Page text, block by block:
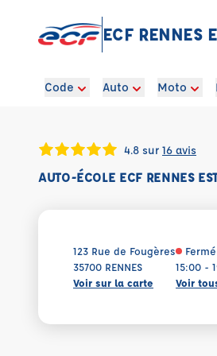
ECF RENNES
Code Auto Moto
4.8 sur 16 avis
AUTO-ÉCOLE ECF RENNES
123 Rue de Fougères
35700 RENNES
Voir sur la carte
Fermé
15:00 -
Voir